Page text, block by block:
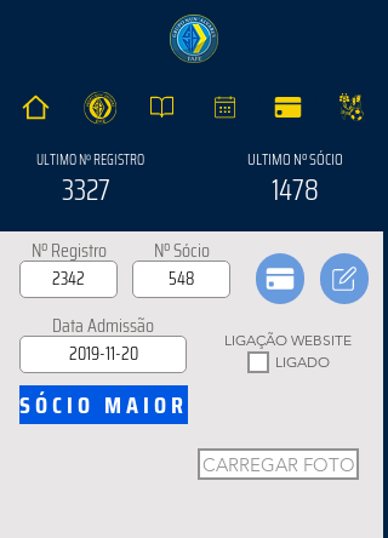
ULTIMO Nº REGISTRO
3327
ULTIMO Nº SÓCIO
1478
Nº Registro Nº Sócio
Data Admissão
LIGAÇÃO WEBSITE
LIGADO
SÓCIO MAIOR
CARREGAR FOTO